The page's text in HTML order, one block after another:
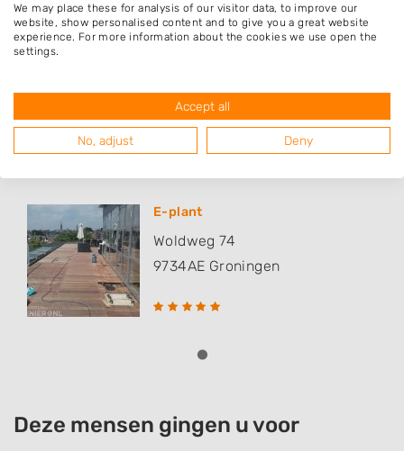
Yde
Eelde
Populaire hoveniers
E-plant
Woldweg 74
9734AE Groningen
Deze mensen gingen u voor
We may place these for analysis of our visitor data, to improve our
website, show personalised content and to give you a great website
experience. For more information about the cookies we use open the
settings.
Accept all
No, adjust Deny